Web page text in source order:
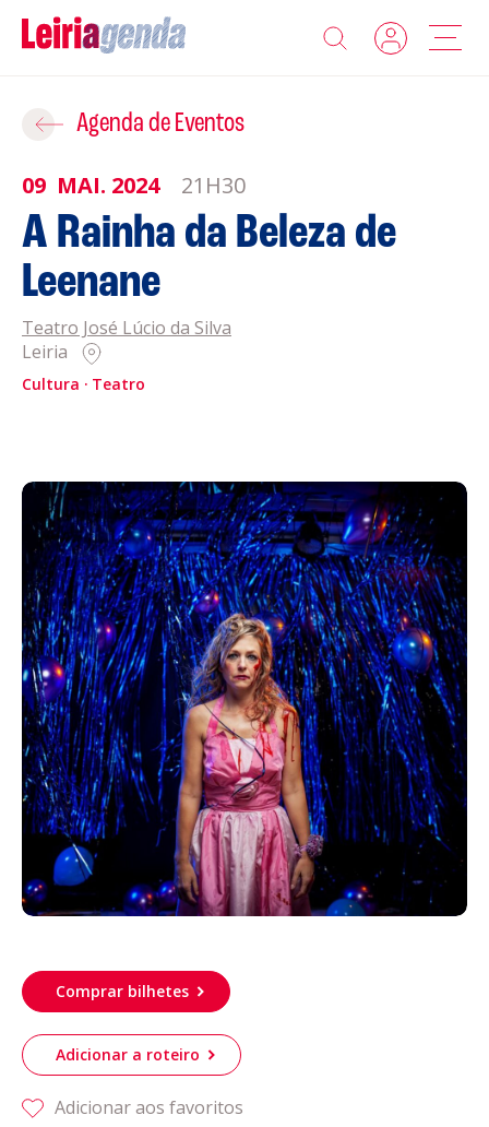
Agenda
Sobre a Leiriagenda
Promotores
Clubes Desportivos
Contactos
Política de Cookies
Acompanhe a Leiria Agenda
CULTURA
DESPORTO
Agenda de Eventos
09 MAI. 2024 21H30
A Rainha da Beleza de
Leenane
Teatro José Lúcio da Silva
Leiria
Cultura Teatro
Comprar bilhetes
Adicionar a roteiro
Adicionar aos favoritos
Adicionar ao Roteiro
ROTEIROS EXISTENTES
CRIAR NOVO